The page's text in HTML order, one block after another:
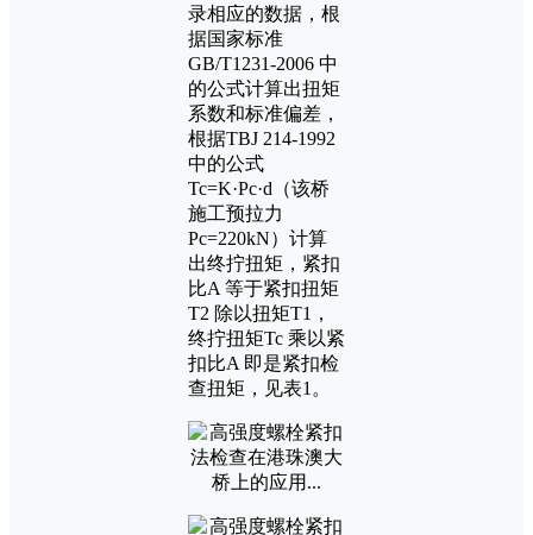
录相应的数据，根
据国家标准
GB/T1231-2006 中
的公式计算出扭矩
系数和标准偏差，
根据TBJ 214-1992
中的公式
Tc=K·Pc·d（该桥
施工预拉力
Pc=220kN）计算
出终拧扭矩，紧扣
比A 等于紧扣扭矩
T2 除以扭矩T1，
终拧扭矩Tc 乘以紧
扣比A 即是紧扣检
查扭矩，见表1。